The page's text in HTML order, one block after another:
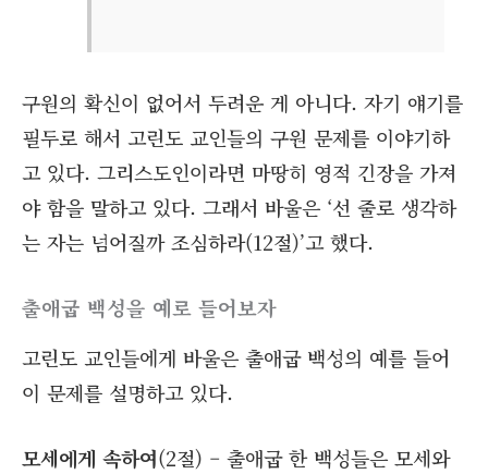
구원의 확신이 없어서 두려운 게 아니다. 자기 얘기를
필두로 해서 고린도 교인들의 구원 문제를 이야기하
고 있다. 그리스도인이라면 마땅히 영적 긴장을 가져
야 함을 말하고 있다. 그래서 바울은 ‘선 줄로 생각하
는 자는 넘어질까 조심하라(12절)’고 했다.
출애굽 백성을 예로 들어보자
고린도 교인들에게 바울은 출애굽 백성의 예를 들어
이 문제를 설명하고 있다.
모세에게 속하여(2절) – 출애굽 한 백성들은 모세와